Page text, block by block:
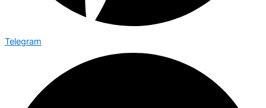
Telegram